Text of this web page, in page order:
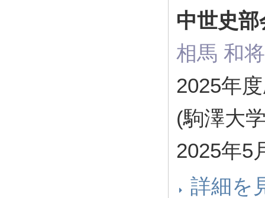
中世史
相馬 和将
2025年
(駒澤大
2025年5
詳細を